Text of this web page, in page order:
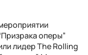
оперы”
лидер The Rolling